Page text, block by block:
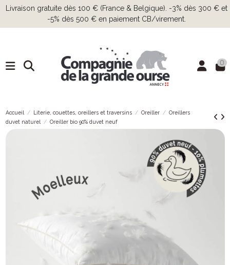
Livraison gratuite dès 100 € (France & Belgique). -3% dès 300 € et
-5% dès 500 € en paiement CB/virement.
0
Accueil Literie, couettes, oreillers et traversins Oreiller
Oreillers
duvet naturel
Oreiller bio 90% duvet neuf